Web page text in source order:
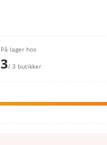
På lager hos
3/ 3 butikker